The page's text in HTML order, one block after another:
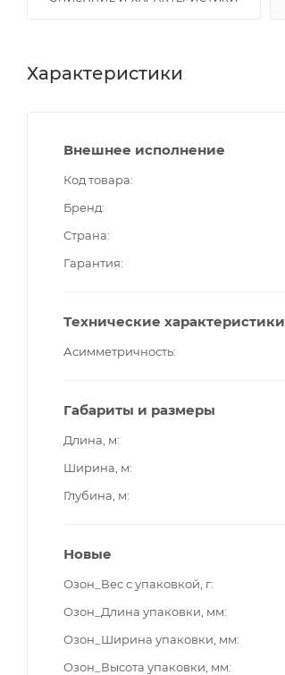
Характеристики
Внешнее исполнение
Код товара
Бренд
Страна
Гарантия
Технические характеристики
Асимметричность
Габариты и размеры
Длина, м
Ширина, м
Глубина, м
Новые
Озон_Вес с упаковкой, г
Озон_Длина упаковки, мм
Озон_Ширина упаковки, мм
Озон_Высота упаковки, мм